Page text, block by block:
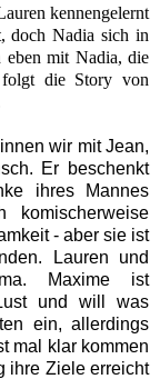
kennengelernt
doch Nadia sich in
eben mit Nadia, die
folgt die Story von
wir mit Jean,
Er beschenkt
ihres Mannes
- aber sie ist
Lauren und
Maxime ist
und will was
ein, allerdings
mal klar kommen
ihre Ziele erreicht